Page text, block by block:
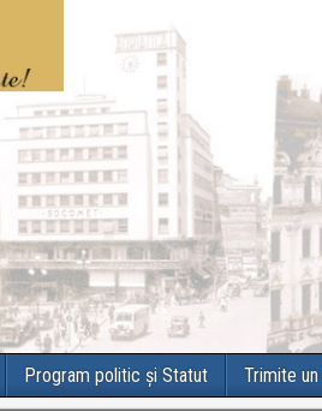
Program politic și Statut Trimite